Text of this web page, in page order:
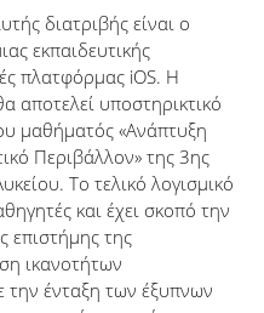
διατριβής είναι ο
εκπαιδευτικής
πλατφόρμας iOS. Η
αποτελεί υποστηρικτικό
μαθήματός «Ανάπτυξη
Περιβάλλον» της 3ης
Το τελικό λογισμικό
και έχει σκοπό την
επιστήμης της
ικανοτήτων
ένταξη των έξυπνων